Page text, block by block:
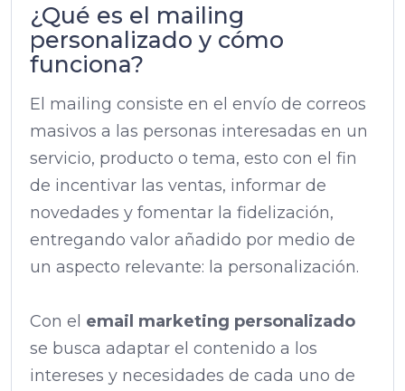
¿Qué es el mailing
personalizado y cómo
funciona?
El mailing consiste en el envío de correos
masivos a las personas interesadas en un
servicio, producto o tema, esto con el fin
de incentivar las ventas, informar de
novedades y fomentar la fidelización,
entregando valor añadido por medio de
un aspecto relevante: la personalización.
Con el email marketing personalizado
se busca adaptar el contenido a los
intereses y necesidades de cada uno de